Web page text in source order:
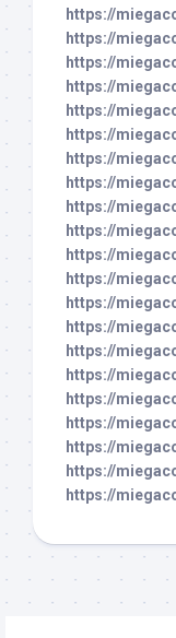
https://
https://
https://
https://
https://
https://
https://
https://
https://
https://
https://
https://
https://
https://
https://
https://
https://
https://
https://
https://
https://